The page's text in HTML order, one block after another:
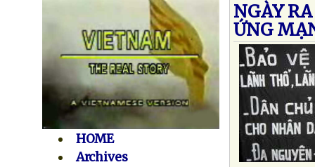
HOME
Archives
NGÀY
ỨNG